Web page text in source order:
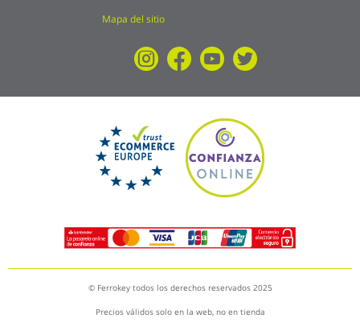
Mapa del sitio
© Ferrokey todos los derechos reservados 2025
Precios válidos solo en la web, no en tienda